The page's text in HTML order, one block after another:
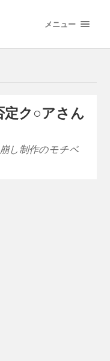
メニュー
定ク○アさん
し制作のモチベ